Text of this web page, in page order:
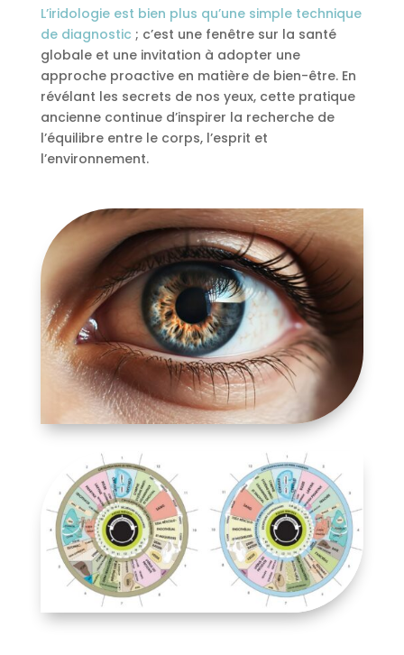
L’iridologie est bien plus qu’une simple technique
de diagnostic ; c’est une fenêtre sur la santé
globale et une invitation à adopter une
approche proactive en matière de bien-être. En
révélant les secrets de nos yeux, cette pratique
ancienne continue d’inspirer la recherche de
l’équilibre entre le corps, l’esprit et
l’environnement.